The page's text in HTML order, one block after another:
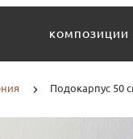
КОМПОЗИЦИИ
Подокарпус 50